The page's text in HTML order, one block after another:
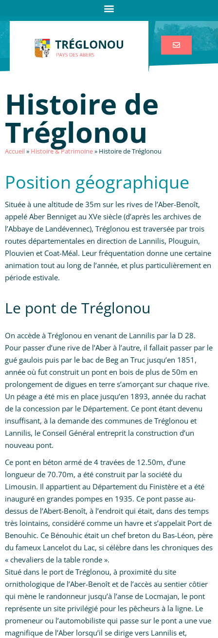
Histoire de
Tréglonou
Accueil» Histoire & Patrimoine» Histoire de Tréglonou
Position géographique
Située à une altitude de 35m sur les rives de l’Aber-Benoît,
appelé Aber Benniget au XVe siècle (d’après les archives de
l’Abbaye de Landévennec), Tréglonou est traversée par trois
routes départementales en direction de Lannilis, Plouguin,
Plouvien et Coat-Méal. Leur fréquentation donne une certaine
animation tout au long de l’année, et plus particulièrement en
période estivale.
Le pont de Tréglonou
On accède à Tréglonou en venant de Lannilis par la D 28.
Pour passer d’une rive de l’Aber à l’autre, il fallait passer par le
gué gaulois puis par le bac de Beg an Truc jusqu’en 1851,
année où fut construit un pont en bois de plus de 50m en
prolongement de digues en terre s’amorçant sur chaque rive.
Un péage a été mis en place jusqu’en 1893, année du rachat
de la concession par le Département. Ce pont étant devenu
insuffisant, à la demande des communes de Tréglonou et
Lannilis, le Conseil Général entreprit la construction d’un
nouveau pont.
Ce pont en béton armé de 4 travées de 12.50m, d’une
longueur de 70.70m, a été construit par la société du
Limousin. Il appartient au Département du Finistère et a été
inauguré en grandes pompes en 1935. Ce pont passe au-
dessus de l’Abert-Benoît, à l’endroit qui était, dans des temps
très lointains, considéré comme un havre et s’appelait Port de
Benouhic. Ce Bénouhic était un chef breton du Bas-Léon, père
du fameux Lancelot du Lac, si célèbre dans les chroniques des
« chevaliers de la table ronde ».
Situé dans le port de Tréglonou, à proximité du site
ornithologique de l’Aber-Benoît et de l’accès au sentier côtier
qui mène le randonneur jusqu’à l’anse de Locmajan, le pont
représente un site privilégié pour les pêcheurs à la ligne. Le
promeneur ou l’automobiliste qui passe sur le pont a une vue
magnifique de l’Aber lorsqu’il se dirige vers Lannilis et,